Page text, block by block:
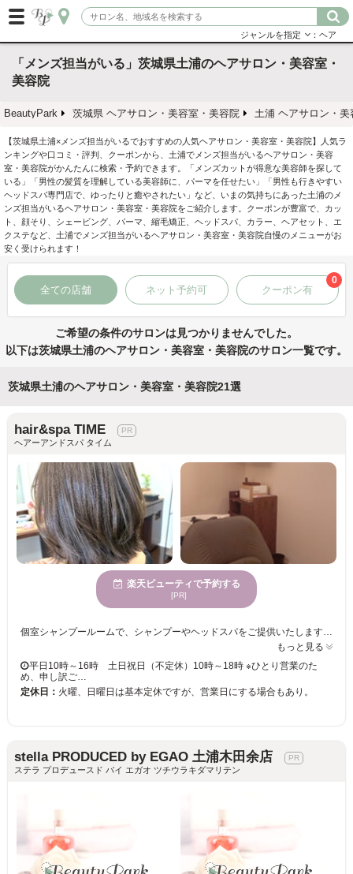
ジャンルを指定 ：ヘア
「メンズ担当がいる」茨城県土浦のヘアサロン・美容室・
美容院
BeautyPark 茨城県 ヘアサロン・美容室・美容院 土浦 ヘアサロン・美
【茨城県土浦×メンズ担当がいるでおすすめの人気ヘアサロン・美容室・美容院】人気ラ
ンキングや口コミ・評判、クーポンから、土浦でメンズ担当がいるヘアサロン・美容
室・美容院がかんたんに検索・予約できます。「メンズカットが得意な美容師を探して
いる」「男性の髪質を理解している美容師に、パーマを任せたい」「男性も行きやすい
ヘッドスパ専門店で、ゆったりと癒やされたい」など、いまの気持ちにあった土浦のメ
ンズ担当がいるヘアサロン・美容室・美容院をご紹介します。クーポンが豊富で、カッ
ト、顔そり、シェービング、パーマ、縮毛矯正、ヘッドスパ、カラー、ヘアセット、エ
クステなど、土浦でメンズ担当がいるヘアサロン・美容室・美容院自慢のメニューがお
安く受けられます！
全ての店舗 ネット予約可 クーポン有
0
ご希望の条件のサロンは見つかりませんでした。
以下は茨城県土浦のヘアサロン・美容室・美容院のサロン一覧です。
茨城県土浦のヘアサロン・美容室・美容院21選
hair&spa TIME
ヘアーアンドスパ タイム
楽天ビューティで予約する
[PR]
個室シャンプールームで、シャンプーやヘッドスパをご提供いたします☆ フルフラットですので、お首に負担をかけずにお寛ぎいただけます。 思わず寝落ちしてました…頭痛が楽になったとお声もいただいております…☆ 毎日のセット方法からスキンケアまで、美容の情報をお伝えします。 きっと満足していただけますので、お気軽にご来店くださいませ。 お客様のご来店お待ちしております。
もっと見る
平日10時～16時 土日祝日（不定休）10時～18時 ※ひとり営業のた
め、申し訳ご…
定休日： 火曜、日曜日は基本定休ですが、営業日にする場合もあり。
stella PRODUCED by EGAO 土浦木田余店
ステラ プロデュースド バイ エガオ ツチウラキダマリテン